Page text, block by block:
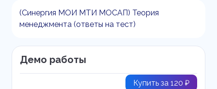
(Синергия МОИ МТИ МОСАП) Теория
менеджмента (ответы на тест)
Демо работы
Купить за 120 ₽